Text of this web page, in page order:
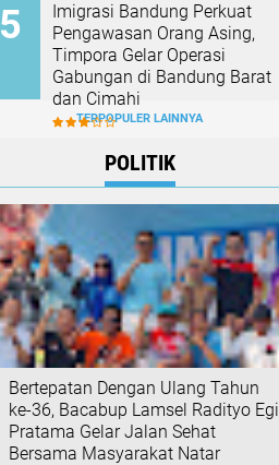
Imigrasi Bandung Perkuat
Pengawasan Orang Asing,
Timpora Gelar Operasi
Gabungan di Bandung Barat
dan Cimahi
TERPOPULER LAINNYA
POLITIK
Bertepatan Dengan Ulang Tahun
ke-36, Bacabup Lamsel Radityo Egi
Pratama Gelar Jalan Sehat
Bersama Masyarakat Natar